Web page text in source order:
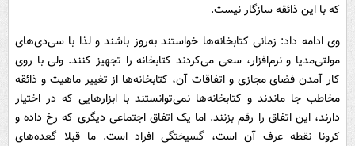
که با این ذائقه سازگار نیست.
وی ادامه داد: زمانی کتابخانه‌ها خواستند به‌روز باشند و لذا با سی‌دی‌های
مولتی‌مدیا و نرم‌افزار، سعی می‌کردند کتابخانه را تجهیز کنند. ولی با روی
کار آمدن فضای مجازی و اتفاقات آن، کتابخانه‌ها از تغییر ماهیت و ذائقه
مخاطب جا ماندند و کتابخانه‌ها نمی‌توانستند با ابزارهایی که در اختیار
دارند، این اتفاق را رقم بزنند. اما یک اتفاق اجتماعی دیگری که رخ داده و
کرونا نقطه عرف آن است، گسیختگی افراد است. ما قبلا گعده‌های